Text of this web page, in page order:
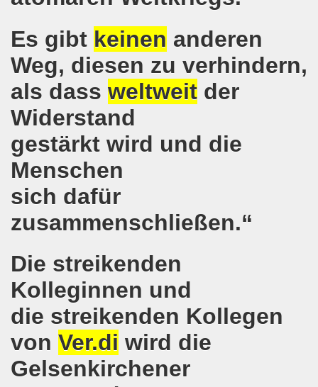
Es gibt keinen anderen
Weg, diesen zu verhindern,
als dass weltweit der
Widerstand
gestärkt wird und die
Menschen
sich dafür
zusammenschließen.“
Die streikenden
Kolleginnen und
die streikenden Kollegen
von Ver.di wird die
Gelsenkirchener
Bewegung am 06.08.2018 unter dem Motto:
Gelsenkirchener Montagsdemo-Bewegung am
ist mit den streikenden Kolleginnen und mit
- der Kultursaal und das Haus des Widerstands in
ruft am 23.07.2018 mit auf zur
und wirklich sehr kreativ: Eine junge Frau ergreift
am 07.07.2018 aktiver Part bei der Düsseldorfer
am 09. Juli 2018 berichtet über NRW-weite
ergreift Initiative zur Protestdemonstration am
am 28.05.2018 und am 04.06.2018 jeweils
Gelsenkirchen am 28.05.2018
Gelsenkirchener Montagsdemo-Bewegung am